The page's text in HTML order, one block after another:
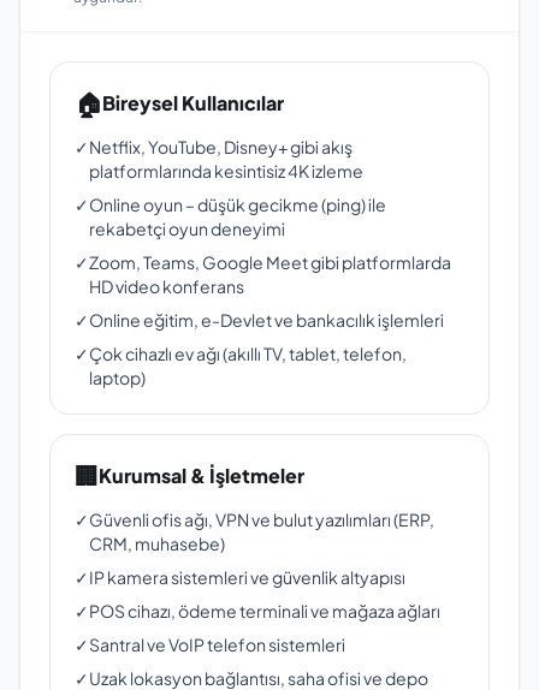
🏠Bireysel Kullanıcılar
✓Netflix, YouTube, Disney+ gibi akış
platformlarında kesintisiz 4K izleme
✓Online oyun – düşük gecikme (ping) ile
rekabetçi oyun deneyimi
✓Zoom, Teams, Google Meet gibi platformlarda
HD video konferans
✓Online eğitim, e-Devlet ve bankacılık işlemleri
✓Çok cihazlı ev ağı (akıllı TV, tablet, telefon,
laptop)
🏢Kurumsal & İşletmeler
✓Güvenli ofis ağı, VPN ve bulut yazılımları (ERP,
CRM, muhasebe)
✓IP kamera sistemleri ve güvenlik altyapısı
✓POS cihazı, ödeme terminali ve mağaza ağları
✓Santral ve VoIP telefon sistemleri
✓Uzak lokasyon bağlantısı, saha ofisi ve depo